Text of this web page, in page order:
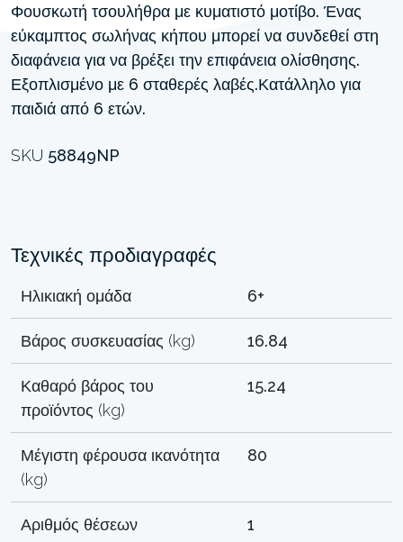
Φουσκωτή τσουλήθρα με κυματιστό μοτίβο. Ένας
εύκαμπτος σωλήνας κήπου μπορεί να συνδεθεί στη
διαφάνεια για να βρέξει την επιφάνεια ολίσθησης.
Εξοπλισμένο με 6 σταθερές λαβές.Κατάλληλο για
παιδιά από 6 ετών.
SKU 58849NP
Τεχνικές προδιαγραφές
Ηλικιακή ομάδα 6+
Βάρος συσκευασίας (kg) 16.84
Καθαρό βάρος του
προϊόντος (kg)
15.24
Μέγιστη φέρουσα ικανότητα
(kg)
80
Αριθμός θέσεων 1